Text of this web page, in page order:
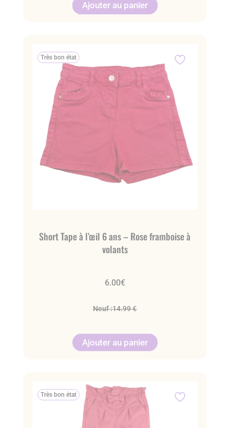
Ajouter au panier
Très bon état
Short Tape à l’œil 6 ans – Rose framboise à
volants
6.00€
Neuf :14.99 €
Ajouter au panier
Très bon état